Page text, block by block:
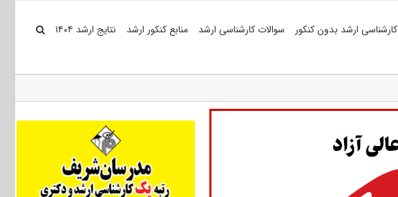
کارشناسی ارشد بدون کنکور سوالات کارشناسی ارشد منابع کنکور ارشد نتایج ارشد ۱۴۰۴